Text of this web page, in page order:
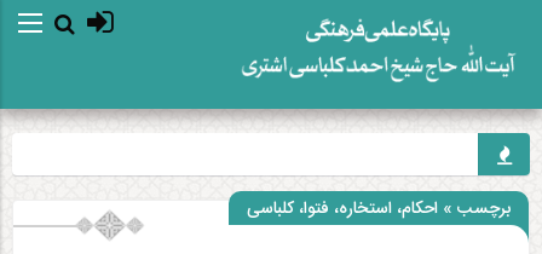
برچسب » احکام، استخاره، فتوا، کلباسی